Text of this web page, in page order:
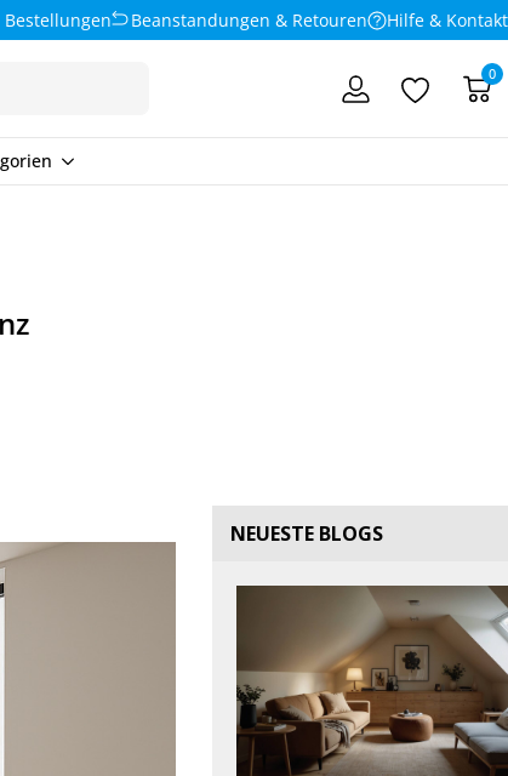
Bestellungen Beanstandungen & Retouren Hilfe & Kontakt
0
NEUESTE BLOGS